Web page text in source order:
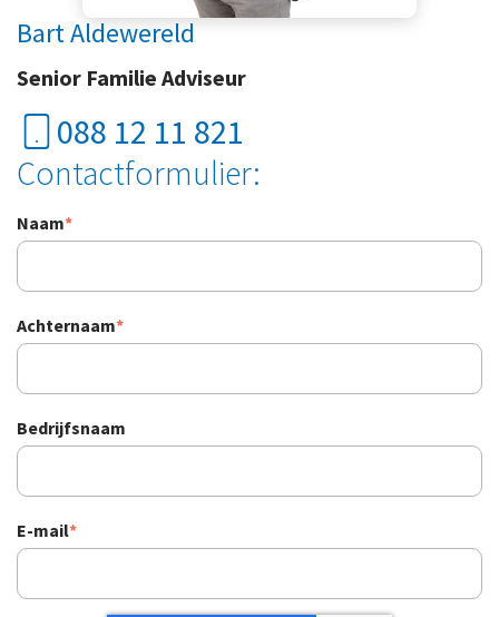
Bart Aldewereld
Senior Familie Adviseur
088 12 11 821
Contactformulier:
Naam*
Achternaam*
Bedrijfsnaam
E-mail*